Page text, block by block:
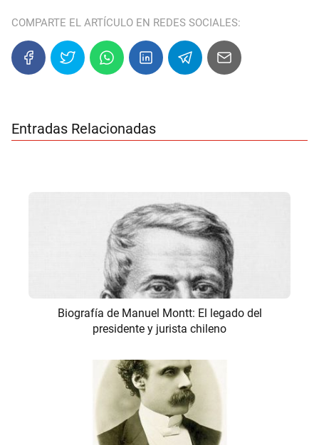
COMPARTE EL ARTÍCULO EN REDES SOCIALES:
Entradas Relacionadas
Biografía de Manuel Montt: El legado del
presidente y jurista chileno